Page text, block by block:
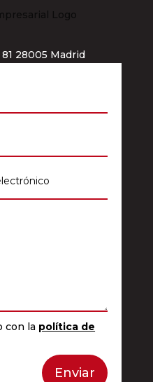
28005 Madrid
con la política de
Enviar